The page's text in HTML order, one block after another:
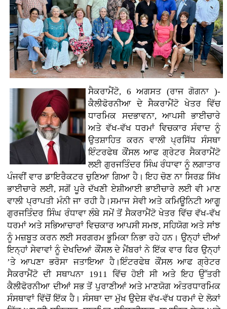
ਸੈਕਰਾਮੈਂਟੋ, 6 ਅਗਸਤ (ਰਾਜ ਗੋਗਨਾ )-
ਕੈਲੀਫੋਰਨੀਆ ਦੇ ਸੈਕਰਾਮੈਂਟੋ ਖੇਤਰ ਵਿੱਚ
ਧਾਰਮਿਕ ਸਦਭਾਵਨਾ, ਆਪਸੀ ਭਾਈਚਾਰੇ
ਅਤੇ ਵੱਖ-ਵੱਖ ਧਰਮਾਂ ਵਿਚਕਾਰ ਸੰਵਾਦ ਨੂੰ
ਉਤਸ਼ਾਹਿਤ ਕਰਨ ਵਾਲੀ ਪ੍ਰਸਿੱਧ ਸੰਸਥਾ
ਇੰਟਰਫੇਥ ਕੌਂਸਲ ਆਫ ਗ੍ਰੇਟਰ ਸੈਕਰਾਮੈਂਟੋ
ਲਈ ਗੁਰਜਤਿੰਦਰ ਸਿੰਘ ਰੰਧਾਵਾ ਨੂੰ ਲਗਾਤਾਰ
ਪੰਜਵੀਂ ਵਾਰ ਡਾਇਰੈਕਟਰ ਚੁਣਿਆ ਗਿਆ ਹੈ। ਇਹ ਚੋਣ ਨਾ ਸਿਰਫ਼ ਸਿੱਖ
ਭਾਈਚਾਰੇ ਲਈ, ਸਗੋਂ ਪੂਰੇ ਦੱਖਣੀ ਏਸ਼ੀਆਈ ਭਾਈਚਾਰੇ ਲਈ ਵੀ ਮਾਣ
ਵਾਲੀ ਪ੍ਰਾਪਤੀ ਮੰਨੀ ਜਾ ਰਹੀ ਹੈ।ਸਮਾਜ ਸੇਵੀ ਅਤੇ ਕਮਿਊਨਿਟੀ ਆਗੂ
ਗੁਰਜਤਿੰਦਰ ਸਿੰਘ ਰੰਧਾਵਾ ਲੰਬੇ ਸਮੇਂ ਤੋਂ ਸੈਕਰਾਮੈਂਟੋ ਖੇਤਰ ਵਿੱਚ ਵੱਖ-ਵੱਖ
ਧਰਮਾਂ ਅਤੇ ਸਭਿਆਚਾਰਾਂ ਵਿਚਕਾਰ ਆਪਸੀ ਸਮਝ, ਸਹਿਯੋਗ ਅਤੇ ਸਾਂਝ
ਨੂੰ ਮਜ਼ਬੂਤ ਕਰਨ ਲਈ ਸਰਗਰਮ ਭੂਮਿਕਾ ਨਿਭਾ ਰਹੇ ਹਨ। ਉਨ੍ਹਾਂ ਦੀਆਂ
ਇਨ੍ਹਾਂ ਸੇਵਾਵਾਂ ਨੂੰ ਦੇਖਦਿਆਂ ਕੌਂਸਲ ਦੇ ਮੈਂਬਰਾਂ ਨੇ ਇੱਕ ਵਾਰ ਫਿਰ ਉਨ੍ਹਾਂ
’ਤੇ ਆਪਣਾ ਭਰੋਸਾ ਜਤਾਇਆ ਹੈ।ਇੰਟਰਫੇਥ ਕੌਂਸਲ ਆਫ ਗ੍ਰੇਟਰ
ਸੈਕਰਾਮੈਂਟੋ ਦੀ ਸਥਾਪਨਾ 1911 ਵਿੱਚ ਹੋਈ ਸੀ ਅਤੇ ਇਹ ਉੱਤਰੀ
ਕੈਲੀਫੋਰਨੀਆ ਦੀਆਂ ਸਭ ਤੋਂ ਪੁਰਾਣੀਆਂ ਅਤੇ ਮਾਣਯੋਗ ਅੰਤਰਧਾਰਮਿਕ
ਸੰਸਥਾਵਾਂ ਵਿੱਚੋਂ ਇੱਕ ਹੈ। ਸੰਸਥਾ ਦਾ ਮੁੱਖ ਉਦੇਸ਼ ਵੱਖ-ਵੱਖ ਧਰਮਾਂ ਦੇ ਲੋਕਾਂ